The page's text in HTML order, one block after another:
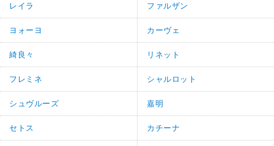
レイラ ファルザン
ヨォーヨ カーヴェ
綺良々 リネット
フレミネ シャルロット
シュヴルーズ 嘉明
セトス カチーナ